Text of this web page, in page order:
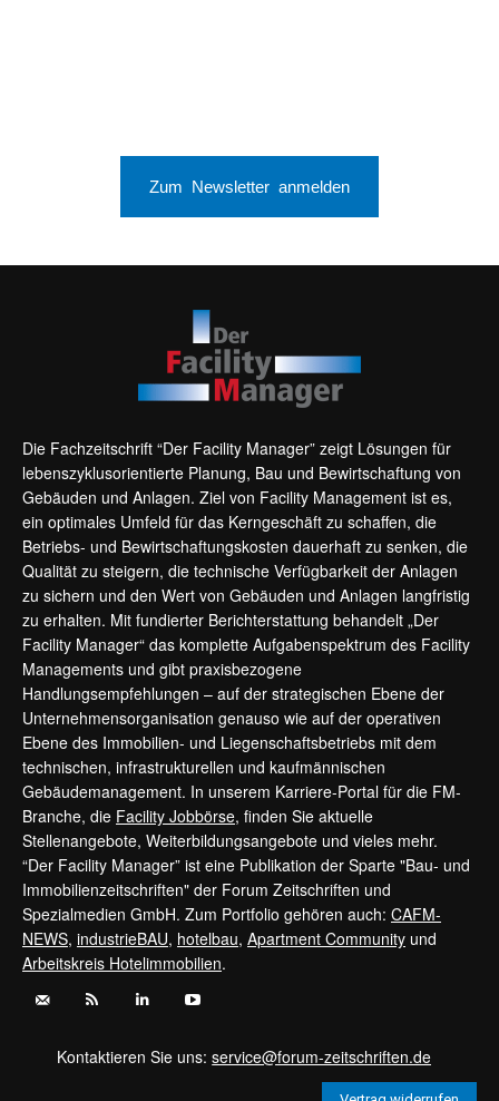
Zum Newsletter anmelden
Die Fachzeitschrift “Der Facility Manager” zeigt Lösungen für
lebenszyklusorientierte Planung, Bau und Bewirtschaftung von
Gebäuden und Anlagen. Ziel von Facility Management ist es,
ein optimales Umfeld für das Kerngeschäft zu schaffen, die
Betriebs- und Bewirtschaftungskosten dauerhaft zu senken, die
Qualität zu steigern, die technische Verfügbarkeit der Anlagen
zu sichern und den Wert von Gebäuden und Anlagen langfristig
zu erhalten. Mit fundierter Berichterstattung behandelt „Der
Facility Manager“ das komplette Aufgabenspektrum des Facility
Managements und gibt praxisbezogene
Handlungsempfehlungen – auf der strategischen Ebene der
Unternehmensorganisation genauso wie auf der operativen
Ebene des Immobilien- und Liegenschaftsbetriebs mit dem
technischen, infrastrukturellen und kaufmännischen
Gebäudemanagement. In unserem Karriere-Portal für die FM-
Branche, die Facility Jobbörse, finden Sie aktuelle
Stellenangebote, Weiterbildungsangebote und vieles mehr.
“Der Facility Manager” ist eine Publikation der Sparte "Bau- und
Immobilienzeitschriften" der Forum Zeitschriften und
Spezialmedien GmbH. Zum Portfolio gehören auch: CAFM-
NEWS, industrieBAU, hotelbau, Apartment Community und
Arbeitskreis Hotelimmobilien.
Kontaktieren Sie uns:service@forum-zeitschriften.de